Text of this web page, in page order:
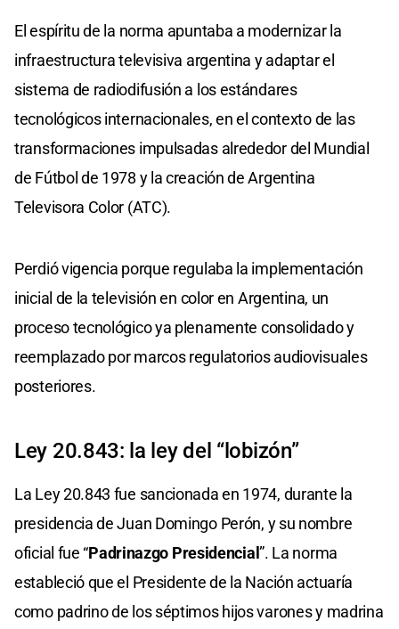
El espíritu de la norma apuntaba a modernizar la
infraestructura televisiva argentina y adaptar el
sistema de radiodifusión a los estándares
tecnológicos internacionales, en el contexto de las
transformaciones impulsadas alrededor del Mundial
de Fútbol de 1978 y la creación de Argentina
Televisora Color (ATC).
Perdió vigencia porque regulaba la implementación
inicial de la televisión en color en Argentina, un
proceso tecnológico ya plenamente consolidado y
reemplazado por marcos regulatorios audiovisuales
posteriores.
Ley 20.843: la ley del “lobizón”
La Ley 20.843 fue sancionada en 1974, durante la
presidencia de Juan Domingo Perón, y su nombre
oficial fue “Padrinazgo Presidencial”. La norma
estableció que el Presidente de la Nación actuaría
como padrino de los séptimos hijos varones y madrina